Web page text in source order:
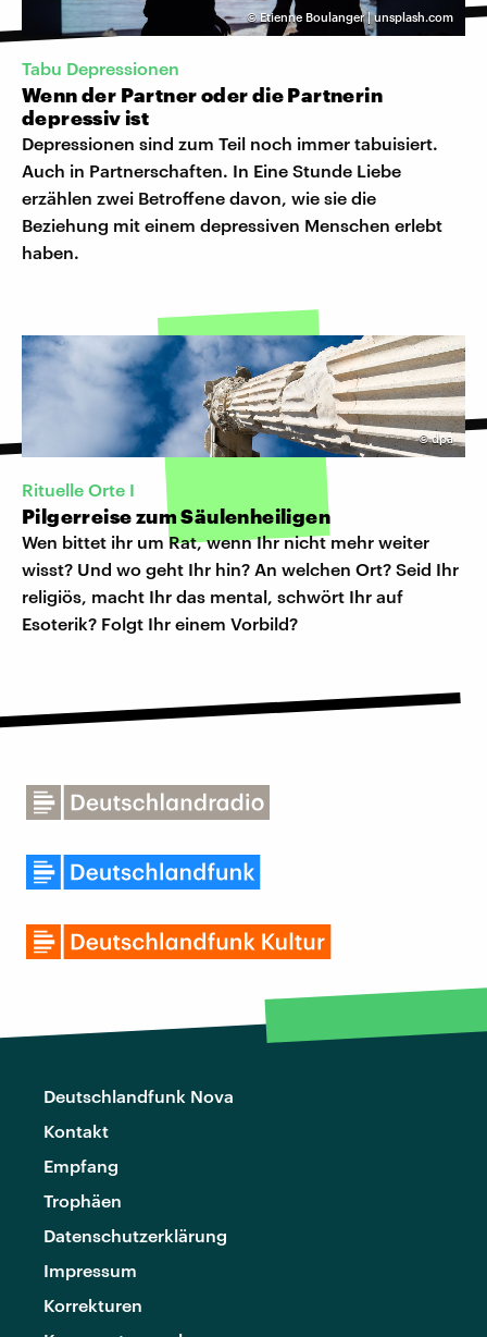
©Etienne Boulanger | unsplash.com
Tabu Depressionen
Wenn der Partner oder die Partnerin
depressiv ist
Depressionen sind zum Teil noch immer tabuisiert.
Auch in Partnerschaften. In Eine Stunde Liebe
erzählen zwei Betroffene davon, wie sie die
Beziehung mit einem depressiven Menschen erlebt
haben.
©dpa
Rituelle Orte I
Pilgerreise zum Säulenheiligen
Wen bittet ihr um Rat, wenn Ihr nicht mehr weiter
wisst? Und wo geht Ihr hin? An welchen Ort? Seid Ihr
religiös, macht Ihr das mental, schwört Ihr auf
Esoterik? Folgt Ihr einem Vorbild?
Deutschlandfunk Nova
Kontakt
Empfang
Trophäen
Datenschutzerklärung
Impressum
Korrekturen